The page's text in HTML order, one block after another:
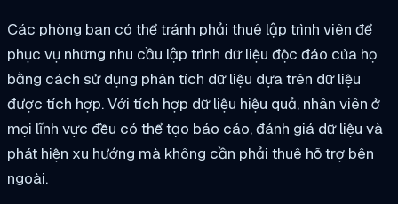
Các phòng ban có thể tránh phải thuê lập trình viên để
phục vụ những nhu cầu lập trình dữ liệu độc đáo của họ
bằng cách sử dụng phân tích dữ liệu dựa trên dữ liệu
được tích hợp. Với tích hợp dữ liệu hiệu quả, nhân viên ở
mọi lĩnh vực đều có thể tạo báo cáo, đánh giá dữ liệu và
phát hiện xu hướng mà không cần phải thuê hỗ trợ bên
ngoài.